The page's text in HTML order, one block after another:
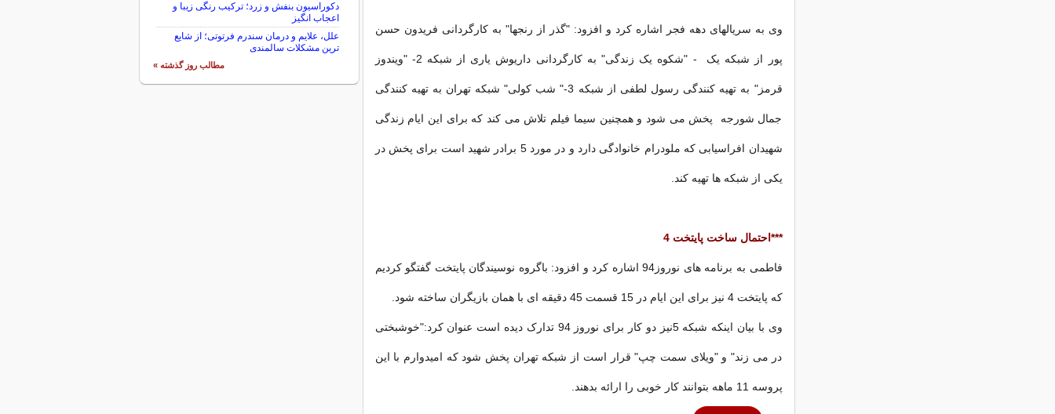
وی به سریالهای دهه فجر اشاره کرد و افزود: "گذر از رنجها" به کارگردانی فریدون حسن
پور از شبکه یک - "شکوه یک زندگی" به کارگردانی داریوش یاری از شبکه 2- "ویندوز
قرمز" به تهیه کنندگی رسول لطفی از شبکه 3-" شب کولی" شبکه تهران به تهیه کنندگی
جمال شورجه پخش می شود و همچنین سیما فیلم تلاش می کند که برای این ایام زندگی
شهیدان افراسیابی که ملودرام خانوادگی دارد و در مورد 5 برادر شهید است برای پخش در
یکی از شبکه ها تهیه کند.
***احتمال ساخت پایتخت 4
فاطمی به برنامه های نوروز94 اشاره کرد و افزود: باگروه نوسیندگان پایتخت گفتگو کردیم
که پایتخت 4 نیز برای این ایام در 15 قسمت 45 دقیقه ای با همان بازیگران ساخته شود.
وی با بیان اینکه شبکه 5نیز دو کار برای نوروز 94 تدارک دیده است عنوان کرد:"خوشبختی
در می زند" و "ویلای سمت چپ" قرار است از شبکه تهران پخش شود که امیدوارم با این
پروسه 11 ماهه بتوانند کار خوبی را ارائه بدهند.
دکوراسیون بنفش و زرد؛ ترکیب رنگی زیبا و
اعجاب انگیز
علل، علایم و درمان سندرم فرتوتی؛ از شایع
ترین مشکلات سالمندی
مطالب روز گذشته »